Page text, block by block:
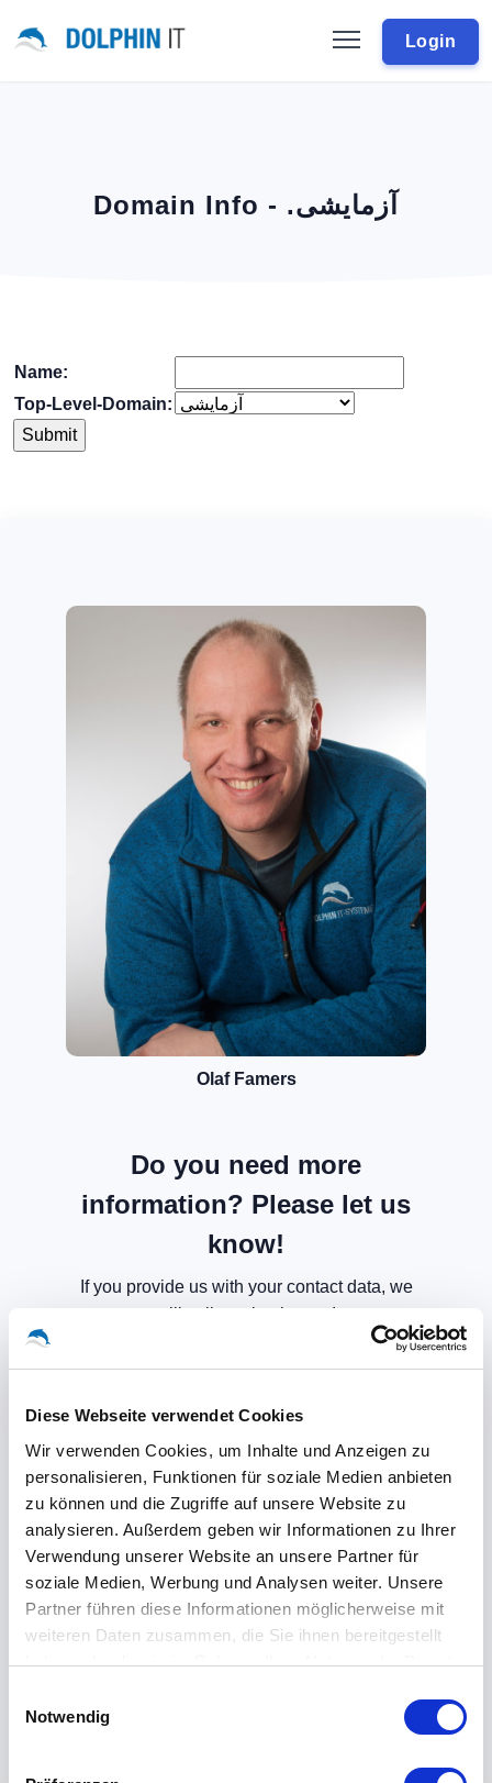
Diese Webseite verwendet Cookies
Wir verwenden Cookies, um Inhalte und Anzeigen zu
personalisieren, Funktionen für soziale Medien anbieten
zu können und die Zugriffe auf unsere Website zu
analysieren. Außerdem geben wir Informationen zu Ihrer
Verwendung unserer Website an unsere Partner für
soziale Medien, Werbung und Analysen weiter. Unsere
Partner führen diese Informationen möglicherweise mit
weiteren Daten zusammen, die Sie ihnen bereitgestellt
haben oder die sie im Rahmen Ihrer Nutzung der Dienste
Notwendig
Login
Domain Info - .آزمایشی
Name:
Top-Level-Domain:
Olaf Famers
Do you need more
information? Please let us
know!
If you provide us with your contact data, we
will call you back soon!
By submiting the form, you accept our
privacy policy.